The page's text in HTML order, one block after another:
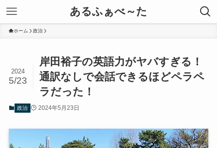
あるふぁべ～た
ホーム 政治
岸田裕子の英語力がヤバすぎる！
通訳なしで会話できるほどペラペ
ラだった！
2024
5/23
政治 2024年5月23日